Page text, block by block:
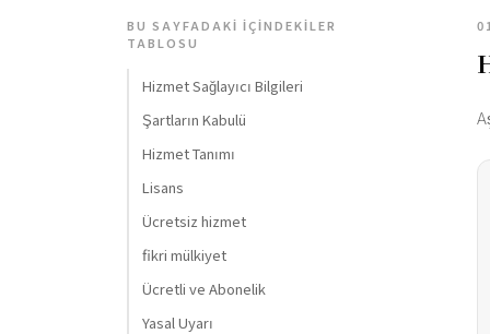
BU SAYFADAKI İÇINDEKILER
TABLOSU
Hizmet Sağlayıcı Bilgileri
Şartların Kabulü
Hizmet Tanımı
Lisans
Ücretsiz hizmet
fikri mülkiyet
Ücretli ve Abonelik
Yasal Uyarı